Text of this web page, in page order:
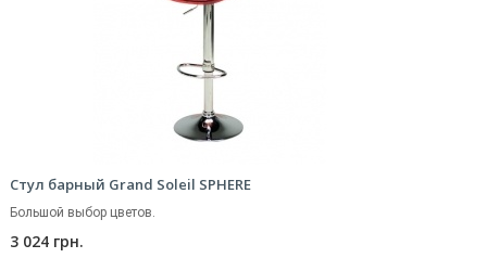
Стул барный Grand Soleil SPHERE
Большой выбор цветов.
3 024 грн.